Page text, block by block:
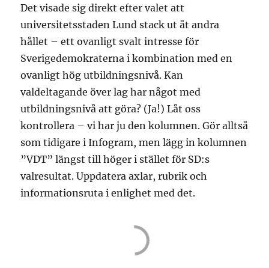
Det visade sig direkt efter valet att
universitetsstaden Lund stack ut åt andra
hållet – ett ovanligt svalt intresse för
Sverigedemokraterna i kombination med en
ovanligt hög utbildningsnivå. Kan
valdeltagande över lag har något med
utbildningsnivå att göra? (Ja!) Låt oss
kontrollera – vi har ju den kolumnen. Gör alltså
som tidigare i Infogram, men lägg in kolumnen
”VDT” längst till höger i stället för SD:s
valresultat. Uppdatera axlar, rubrik och
informationsruta i enlighet med det.